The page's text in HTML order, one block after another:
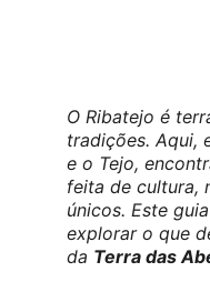
O Ribatejo é
tradições. Aqui,
e o Tejo,
feita de cultura,
únicos. Este
explorar o que
da Terra das